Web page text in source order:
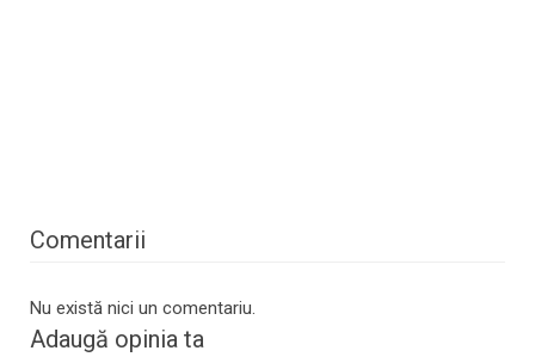
Comentarii
Nu există nici un comentariu.
Adaugă opinia ta